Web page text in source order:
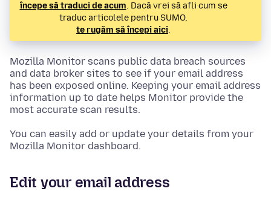
începe să traduci de acum. Dacă vrei să afli cum se
traduc articolele pentru SUMO,
te rugăm să începi aici.
Mozilla Monitor scans public data breach sources
and data broker sites to see if your email address
has been exposed online. Keeping your email address
information up to date helps Monitor provide the
most accurate scan results.
You can easily add or update your details from your
Mozilla Monitor dashboard.
Edit your email address